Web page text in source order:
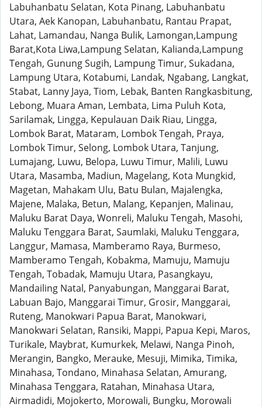
Labuhanbatu Selatan, Kota Pinang, Labuhanbatu
Utara, Aek Kanopan, Labuhanbatu, Rantau Prapat,
Lahat, Lamandau, Nanga Bulik, Lamongan,Lampung
Barat,Kota Liwa,Lampung Selatan, Kalianda,Lampung
Tengah, Gunung Sugih, Lampung Timur, Sukadana,
Lampung Utara, Kotabumi, Landak, Ngabang, Langkat,
Stabat, Lanny Jaya, Tiom, Lebak, Banten Rangkasbitung,
Lebong, Muara Aman, Lembata, Lima Puluh Kota,
Sarilamak, Lingga, Kepulauan Daik Riau, Lingga,
Lombok Barat, Mataram, Lombok Tengah, Praya,
Lombok Timur, Selong, Lombok Utara, Tanjung,
Lumajang, Luwu, Belopa, Luwu Timur, Malili, Luwu
Utara, Masamba, Madiun, Magelang, Kota Mungkid,
Magetan, Mahakam Ulu, Batu Bulan, Majalengka,
Majene, Malaka, Betun, Malang, Kepanjen, Malinau,
Maluku Barat Daya, Wonreli, Maluku Tengah, Masohi,
Maluku Tenggara Barat, Saumlaki, Maluku Tenggara,
Langgur, Mamasa, Mamberamo Raya, Burmeso,
Mamberamo Tengah, Kobakma, Mamuju, Mamuju
Tengah, Tobadak, Mamuju Utara, Pasangkayu,
Mandailing Natal, Panyabungan, Manggarai Barat,
Labuan Bajo, Manggarai Timur, Grosir, Manggarai,
Ruteng, Manokwari Papua Barat, Manokwari,
Manokwari Selatan, Ransiki, Mappi, Papua Kepi, Maros,
Turikale, Maybrat, Kumurkek, Melawi, Nanga Pinoh,
Merangin, Bangko, Merauke, Mesuji, Mimika, Timika,
Minahasa, Tondano, Minahasa Selatan, Amurang,
Minahasa Tenggara, Ratahan, Minahasa Utara,
Airmadidi, Mojokerto, Morowali, Bungku, Morowali